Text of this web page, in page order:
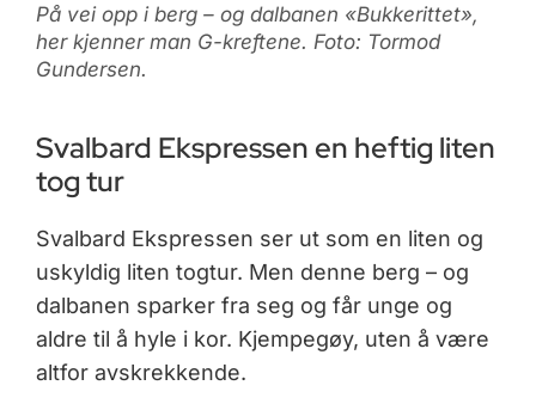
På vei opp i berg – og dalbanen «Bukkerittet»,
her kjenner man G-kreftene. Foto: Tormod
Gundersen.
Svalbard Ekspressen en heftig liten
tog tur
Svalbard Ekspressen ser ut som en liten og
uskyldig liten togtur. Men denne berg – og
dalbanen sparker fra seg og får unge og
aldre til å hyle i kor. Kjempegøy, uten å være
altfor avskrekkende.